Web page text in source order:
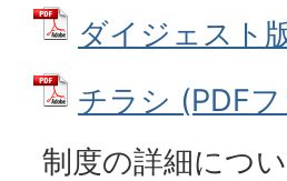
ダイジェスト
チラシ (PDF
制度の詳細につ